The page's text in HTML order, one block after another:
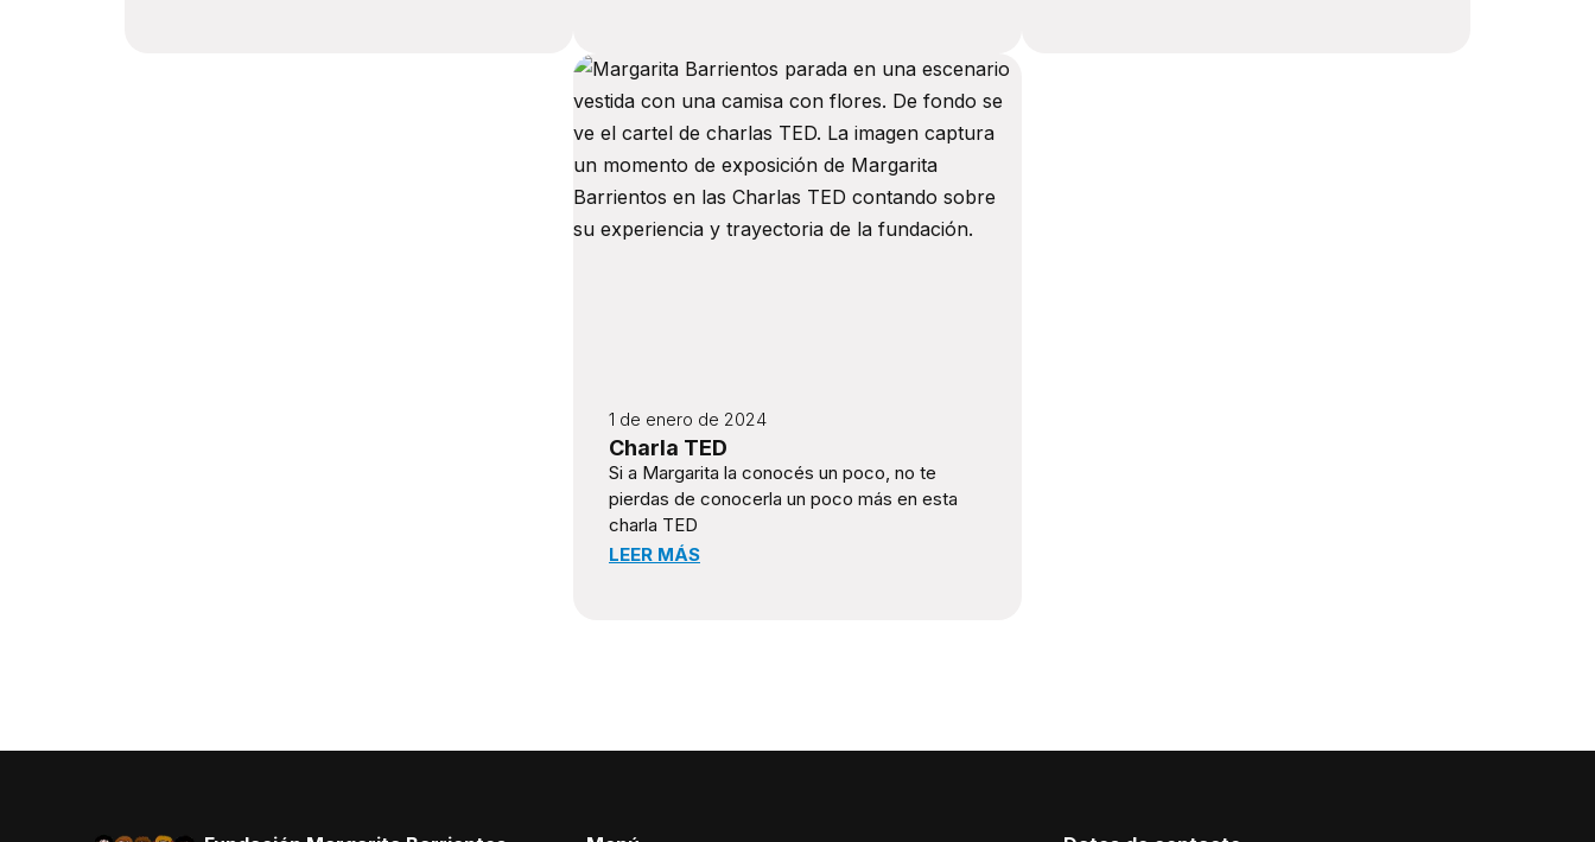
1 de enero de 2024
Charla TED
Si a Margarita la conocés un poco, no te
pierdas de conocerla un poco más en esta
charla TED
LEER MÁS